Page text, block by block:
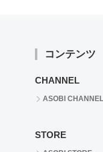
コンテンツ
CHANNEL
ASOBI CHANNEL
STORE